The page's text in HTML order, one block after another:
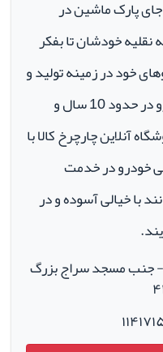
پارک ماشین در
نقلیه خودشان تا بفکر
خود در زمینه تولید و
فروش لوازم جانبی و اسپرت خودرو در حدود 10 سال و
آنلاین چارچرخ کالا با
خودرو در خدمت
با خیالی آسوده و در
- جنب مسجد سراج بزرگ